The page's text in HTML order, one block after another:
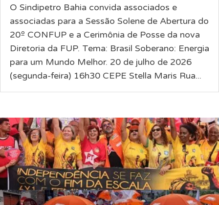
O Sindipetro Bahia convida associados e
associadas para a Sessão Solene de Abertura do
20º CONFUP e a Cerimônia de Posse da nova
Diretoria da FUP. Tema: Brasil Soberano: Energia
para um Mundo Melhor. 20 de julho de 2026
(segunda-feira) 16h30 CEPE Stella Maris Rua...